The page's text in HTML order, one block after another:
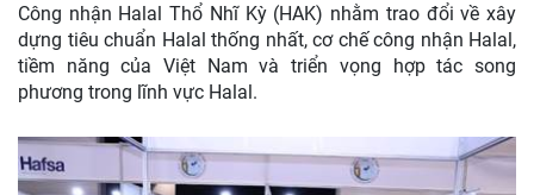
Công nhận Halal Thổ Nhĩ Kỳ (HAK) nhằm trao đổi về xây
dựng tiêu chuẩn Halal thống nhất, cơ chế công nhận Halal,
tiềm năng của Việt Nam và triển vọng hợp tác song
phương trong lĩnh vực Halal.